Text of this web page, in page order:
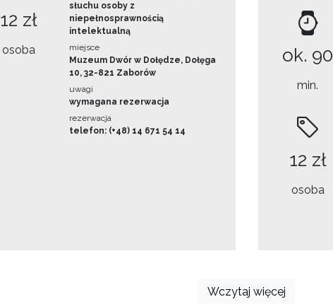
12 zł
osoba
słuchu osoby z
niepełnosprawnością
intelektualną
miejsce
Muzeum Dwór w Dołędze, Dołęga
10, 32-821 Zaborów
uwagi
wymagana rezerwacja
rezerwacja
telefon: (+48) 14 671 54 14
ok. 90
min.
12 zł
osoba
Wczytaj więcej